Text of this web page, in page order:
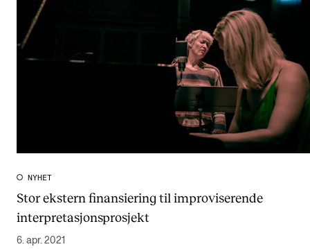
NYHET
Stor ekstern finansiering til improviserende
interpretasjonsprosjekt
6. apr. 2021